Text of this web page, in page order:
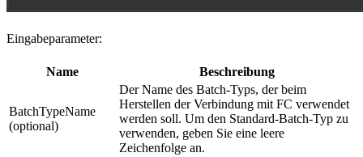
Eingabeparameter:
Name Beschreibung
BatchTypeName
(optional)
Der Name des Batch-Typs, der beim
Herstellen der Verbindung mit FC verwendet
werden soll. Um den Standard-Batch-Typ zu
verwenden, geben Sie eine leere
Zeichenfolge an.